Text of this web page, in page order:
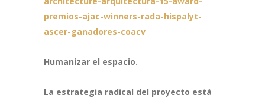
Humanizar el espacio.
La estrategia radical del proyecto está